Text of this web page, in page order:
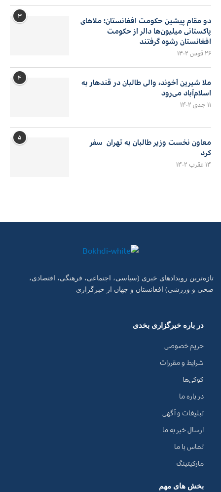
۳
دو مقام پیشین حکومت افغانستان: ملاهای
پاکستانی میلیون‌ها دالر از حکومت
افغانستان رشوه گرفتند
۲۶ قوس ۱۴۰۲
۴
ملا شیرین آخوند، والی طالبان در قندهار به
اسلام‌آباد می‌رود
۱۱ جدی ۱۴۰۲
۵
معاون نخست وزیر طالبان به تهران سفر
کرد
۱۴ عقرب ۱۴۰۲
تازه‌ترین رویدادهای خبری (سیاسی، اجتماعی، فرهنگی، اقتصادی،
صحی و ورزشی) افغانستان و جهان از خبرگزاری
در باره خبرگزاری بخدی
حریم خصوصی
شرایط و مقررات
کوکی‌ها
در باره ما
تبلیغات و آگهی
ارسال خبر به ما
تماس با ما
مارکیتینگ
بخش های مهم